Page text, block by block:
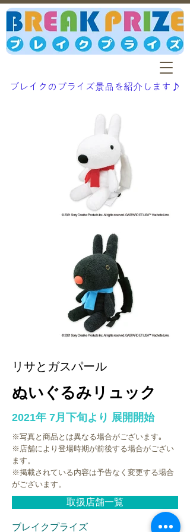
ブレイクのプライズ景品を紹介します♪
リサとガスパール
ぬいぐるみリュック
2021年 7月下旬より 展開開始
※写真と商品とは異なる場合がございます｡
※店舗により登場時期が前後する場合がござい
ます。
※掲載されている内容は予告なく変更する場合
がございます。
取扱店舗一覧
ブレイクプライズ